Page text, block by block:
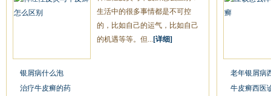
生活中的很多事情都是不可控
的，比如自己的运气，比如自己
的机遇等等。但... [详细]
银屑病什么泡
治疗牛皮癣的药
老年银屑病
牛皮癣西医